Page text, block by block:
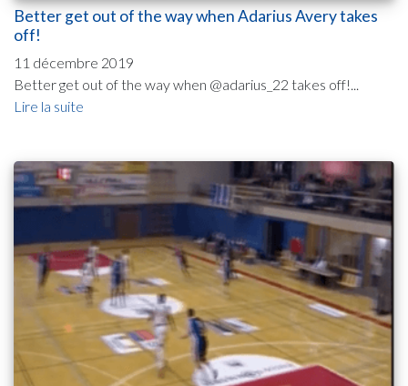
Better get out of the way when Adarius Avery takes
off!
11 décembre 2019
Better get out of the way when @adarius_22 takes off!...
Lire la suite